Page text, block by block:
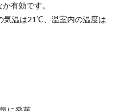
有効です。
気温は21℃、温室内の温度は